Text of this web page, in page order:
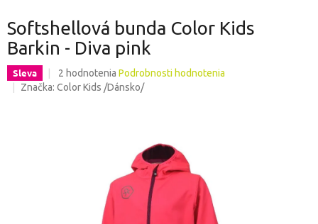
Softshellová bunda Color Kids
Barkin - Diva pink
Sleva
Priemerné
hodnotenie
2 hodnotenia Podrobnosti hodnotenia
Značka: Color Kids /Dánsko/